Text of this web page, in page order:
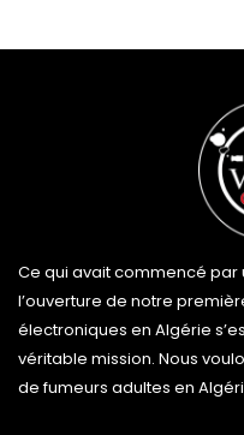
Ce qui avait commencé
l’ouverture de notre
électroniques en Algérie
véritable mission. Nous
de fumeurs adultes en